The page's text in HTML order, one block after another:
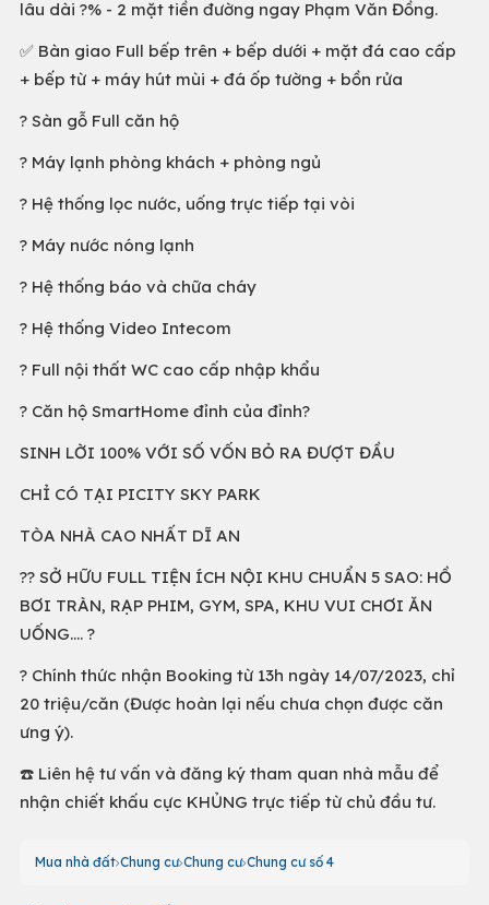
lâu dài ?% - 2 mặt tiền đường ngay Phạm Văn Đồng.
✅ Bàn giao Full bếp trên + bếp dưới + mặt đá cao cấp
+ bếp từ + máy hút mùi + đá ốp tường + bồn rửa
? Sàn gỗ Full căn hộ
? Máy lạnh phòng khách + phòng ngủ
? Hệ thống lọc nước, uống trực tiếp tại vòi
? Máy nước nóng lạnh
? Hệ thống báo và chữa cháy
? Hệ thống Video Intecom
? Full nội thất WC cao cấp nhập khẩu
? Căn hộ SmartHome đỉnh của đỉnh?
SINH LỜI 100% VỚI SỐ VỐN BỎ RA ĐƯỢT ĐẦU
CHỈ CÓ TẠI PICITY SKY PARK
TÒA NHÀ CAO NHẤT DĨ AN
?? SỞ HỮU FULL TIỆN ÍCH NỘI KHU CHUẨN 5 SAO: HỒ
BƠI TRÀN, RẠP PHIM, GYM, SPA, KHU VUI CHƠI ĂN
UỐNG.... ?
? Chính thức nhận Booking từ 13h ngày 14/07/2023, chỉ
20 triệu/căn (Được hoàn lại nếu chưa chọn được căn
ưng ý).
☎️ Liên hệ tư vấn và đăng ký tham quan nhà mẫu để
nhận chiết khấu cực KHỦNG trực tiếp từ chủ đầu tư.
Mua nhà đất Chung cư Chung cư Chung cư số 4